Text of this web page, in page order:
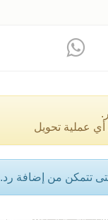
أي عملية تحويل
تتمكن من إضافة رد.